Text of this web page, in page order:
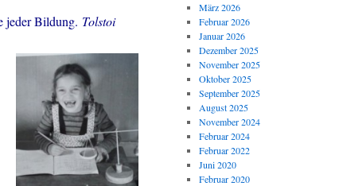
jeder Bildung. Tolstoi
März 2026
Februar 2026
Januar 2026
Dezember 2025
November 2025
Oktober 2025
September 2025
August 2025
November 2024
Februar 2024
Februar 2022
Juni 2020
Februar 2020